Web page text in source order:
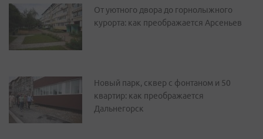
От уютного двора до горнолыжного
курорта: как преображается Арсеньев
Новый парк, сквер с фонтаном и 50
квартир: как преображается
Дальнегорск